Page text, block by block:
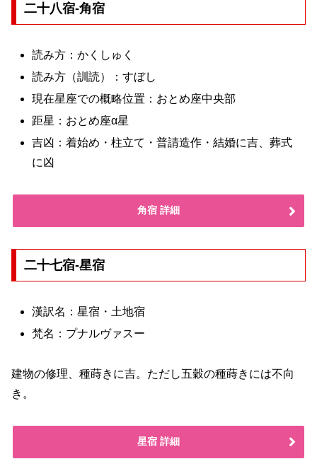
二十八宿-角宿
読み方：かくしゅく
読み方（訓読）：すぼし
現在星座での概略位置：おとめ座中央部
距星：おとめ座α星
吉凶：着始め・柱立て・普請造作・結婚に吉、葬式
に凶
角宿 詳細
二十七宿-星宿
漢訳名：星宿・土地宿
梵名：プナルヴァスー
建物の修理、種蒔きに吉。ただし五穀の種蒔きには不向
き。
星宿 詳細